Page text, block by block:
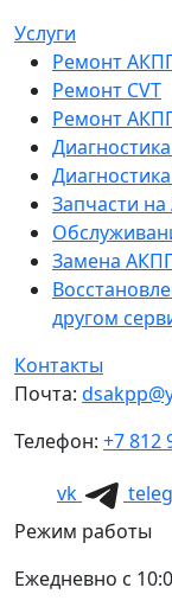
Услуги
Ремонт
Ремонт CVT
Ремонт
Запчасти
Замена
другом
Контакты
Почта:
Телефон: +7 812
vk
Режим работы
Ежедневно с